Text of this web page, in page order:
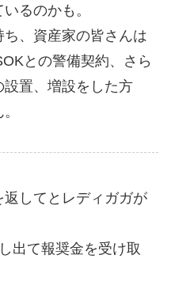
るのかも。
、資産家の皆さんは
との警備契約、さら
置、増設をした方
してとレディガガが
出て報奨金を受け取